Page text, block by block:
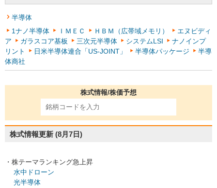
半導体
1ナノ半導体
ＩＭＥＣ ＨＢＭ（広帯域メモリ）
エヌビディ
ア
ガラスコア基板 三次元半導体 システムLSI
ナノインプ
リント
日米半導体連合「US-JOINT」 半導体パッケージ
半導
体商社
株式情報/株価予想
株式情報更新 (8月7日)
・株テーマランキング急上昇
水中ドローン
光半導体